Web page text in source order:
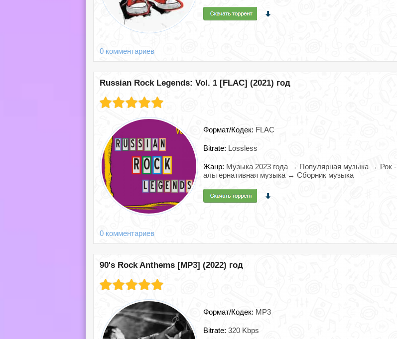
0 комментариев
Russian Rock Legends: Vol. 1 [FLAC] (2021) год
Формат/Кодек: FLAC
Bitrate: Lossless
Жанр: Музыка 2023 года → Популярная музыка → Рок -
альтернативная музыка → Сборник музыка
0 комментариев
90's Rock Anthems [MP3] (2022) год
Формат/Кодек: MP3
Bitrate: 320 Kbps